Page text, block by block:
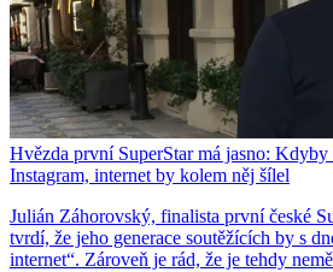
Hvězda první SuperStar má jasno:
Instagram, internet by kolem něj šílel
Julián Záhorovský, finalista první české
tvrdí, že jeho generace soutěžících by s
internet“. Zároveň je rád, že je tehdy